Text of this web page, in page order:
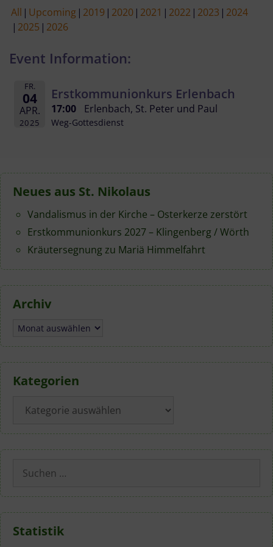
All Upcoming 2019 2020 2021 2022 2023 2024
2025 2026
Event Information:
FR.
04
APR.
2025
Erstkommunionkurs Erlenbach
17:00 Erlenbach, St. Peter und Paul
Weg-Gottesdienst
Neues aus St. Nikolaus
Vandalismus in der Kirche – Osterkerze zerstört
Erstkommunionkurs 2027 – Klingenberg / Wörth
Kräutersegnung zu Mariä Himmelfahrt
Archiv
Archiv
Kategorien
Suchen
nach:
Statistik